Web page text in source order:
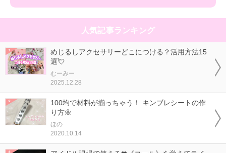
人気記事ランキング
めじるしアクセサリーどこにつける？活用方法15
選💘
むーみー
2025.12.28
100均で材料が揃っちゃう！ キンブレシートの作
り方🌼
ほの
2020.10.14